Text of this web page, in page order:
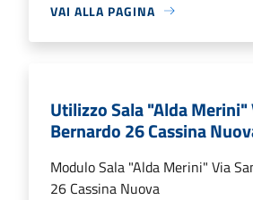
VAI ALLA PAGINA
Utilizzo Sala "Alda Merini"
Bernardo 26 Cassina
Modulo Sala "Alda Merini" Via
26 Cassina Nuova